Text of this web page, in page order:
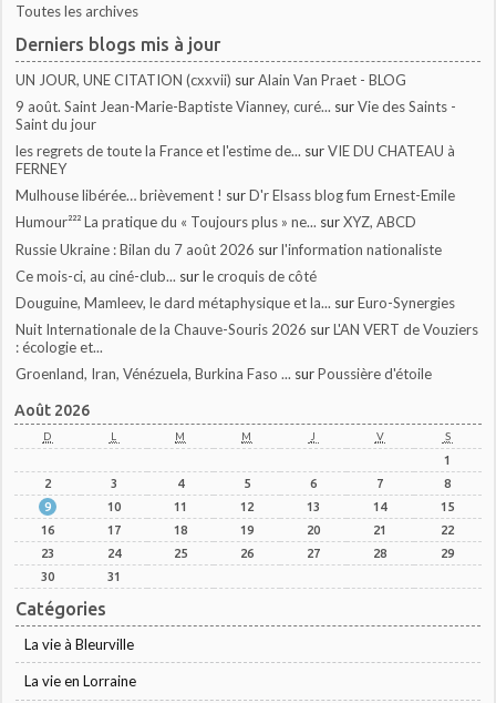
Toutes les archives
Derniers blogs mis à jour
UN JOUR, UNE CITATION (cxxvii) surAlain Van Praet - BLOG
9 août. Saint Jean-Marie-Baptiste Vianney, curé... surVie des Saints -
Saint du jour
les regrets de toute la France et l'estime de... surVIE DU CHATEAU à
FERNEY
Mulhouse libérée… brièvement ! surD'r Elsass blog fum Ernest-Emile
Humour²²² La pratique du « Toujours plus » ne... surXYZ, ABCD
Russie Ukraine : Bilan du 7 août 2026 surl'information nationaliste
Ce mois-ci, au ciné-club... surle croquis de côté
Douguine, Mamleev, le dard métaphysique et la... surEuro-Synergies
Nuit Internationale de la Chauve-Souris 2026 surL'AN VERT de Vouziers
: écologie et...
Groenland, Iran, Vénézuela, Burkina Faso ... surPoussière d'étoile
Août 2026
D L M M J V S
1
2
3 4 5 6 7
8
9
10 11 12 13 14
15
16
17 18 19 20 21
22
23
24 25 26 27 28
29
30
31
Catégories
La vie à Bleurville
La vie en Lorraine